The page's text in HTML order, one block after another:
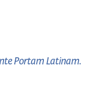
Portam Latinam.